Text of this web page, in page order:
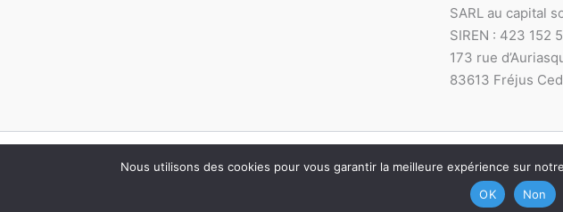
SARL au capital
SIREN : 423 152
173 rue
83613 Fréjus
Copyright ©
Nous utilisons des cookies pour vous garantir la meilleure expérience sur
OK
Non